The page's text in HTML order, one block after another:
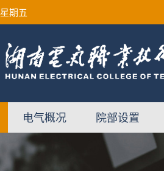
星期五
电气概况 院部设置